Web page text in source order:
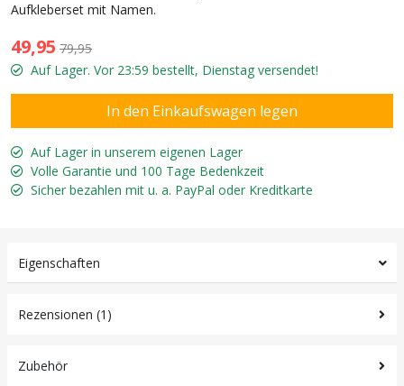
Aufkleberset mit Namen.
49,95 79,95
Auf Lager. Vor 23:59 bestellt, Dienstag versendet!
Auf Lager in unserem eigenen Lager
Volle Garantie und 100 Tage Bedenkzeit
Sicher bezahlen mit u. a. PayPal oder Kreditkarte
Eigenschaften
Rezensionen (1)
Zubehör